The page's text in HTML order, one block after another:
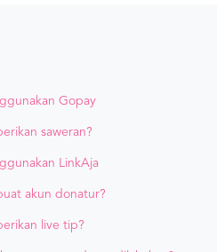
Gopay
saweran?
LinkAja
akun donatur?
live tip?